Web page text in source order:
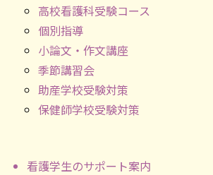
高校看護科受験コース
個別指導
小論文・作文講座
季節講習会
助産学校受験対策
保健師学校受験対策
看護学生のサポート案内